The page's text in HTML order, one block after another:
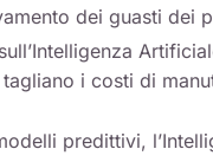
dei guasti dei
i costi di
predittivi,